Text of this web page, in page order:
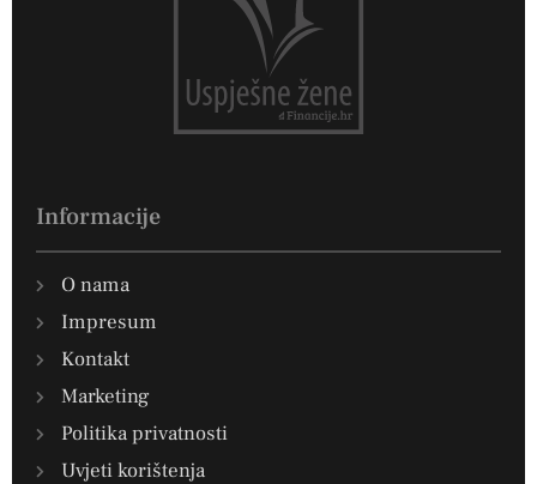
Informacije
O nama
Impresum
Kontakt
Marketing
Politika privatnosti
Uvjeti korištenja